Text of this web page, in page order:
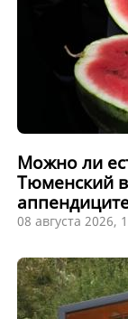
Можно ли
Тюменский
08 августа 2026,